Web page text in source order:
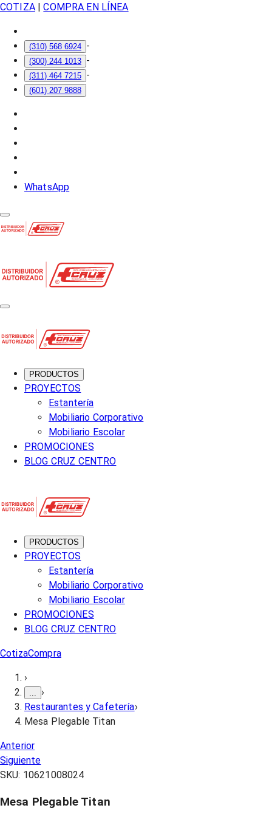
COTIZA| COMPRA EN LÍNEA
(310) 568 6924 -
(300) 244 1013 -
(311) 464 7215 -
(601) 207 9888
WhatsApp
PRODUCTOS
PROYECTOS
Estantería
Mobiliario Corporativo
Mobiliario Escolar
PROMOCIONES
BLOG CRUZ CENTRO
PRODUCTOS
PROYECTOS
Estantería
Mobiliario Corporativo
Mobiliario Escolar
PROMOCIONES
BLOG CRUZ CENTRO
CotizaCompra
›
›
Restaurantes y Cafetería›
Mesa Plegable Titan
Anterior
Siguiente
SKU: 10621008024
Mesa Plegable Titan